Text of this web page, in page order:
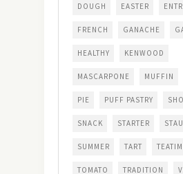
DOUGH EASTER
FRENCH GANACHE
HEALTHY KENWOOD
MASCARPONE MUFFIN
PIE PUFF PASTRY
SNACK STARTER
SUMMER TART
TOMATO TRADITION